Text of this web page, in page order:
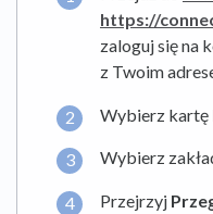
https://
zaloguj się na
z Twoim
Wybierz kartę
Wybierz
Przejrzyj